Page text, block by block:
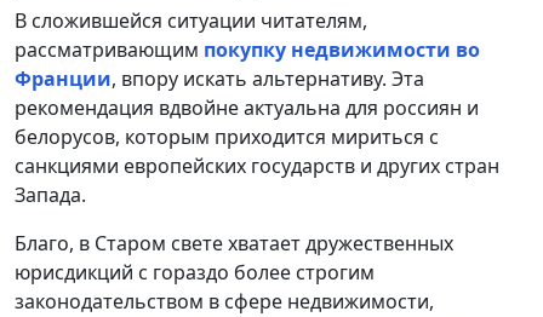
В сложившейся ситуации читателям,
рассматривающим покупку недвижимости во
Франции, впору искать альтернативу. Эта
рекомендация вдвойне актуальна для россиян и
белорусов, которым приходится мириться с
санкциями европейских государств и других стран
Запада.
Благо, в Старом свете хватает дружественных
юрисдикций с гораздо более строгим
законодательством в сфере недвижимости,